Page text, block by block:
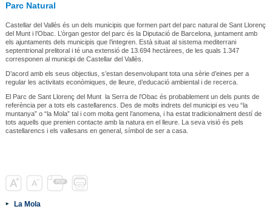
Parc Natural
Castellar del Vallès és un dels municipis que formen part del parc natural de Sant Llorenç
del Munt i l’Obac. L’òrgan gestor del parc és la Diputació de Barcelona, juntament amb
els ajuntaments dels municipis que l’integren. Està situat al sistema mediterrani
septentrional prelitoral i té una extensió de 13.694 hectàrees, de les quals 1.347
corresponen al municipi de Castellar del Vallès.
D’acord amb els seus objectius, s’estan desenvolupant tota una sèrie d’eines per a
regular les activitats econòmiques, de lleure, d’educació ambiental i de recerca.
El Parc de Sant Llorenç del Munt la Serra de l’Obac és probablement un dels punts de
referència per a tots els castellarencs. Des de molts indrets del municipi es veu “la
muntanya” o “la Mola” tal i com molta gent l’anomena, i ha estat tradicionalment destí de
tots aquells que prenien contacte amb la natura en el lleure. La seva visió és pels
castellarencs i els vallesans en general, símbol de ser a casa.
La Mola